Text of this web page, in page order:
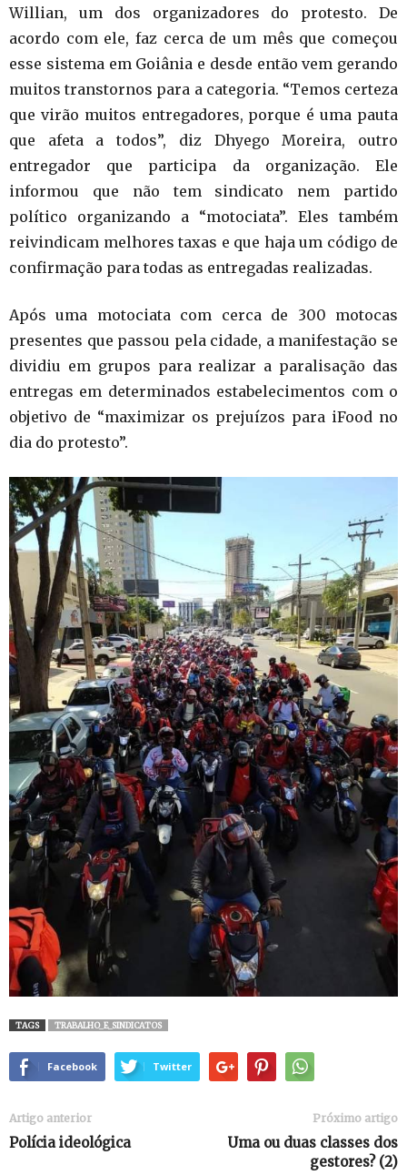
Willian, um dos organizadores do protesto. De
acordo com ele, faz cerca de um mês que começou
esse sistema em Goiânia e desde então vem gerando
muitos transtornos para a categoria. “Temos certeza
que virão muitos entregadores, porque é uma pauta
que afeta a todos”, diz Dhyego Moreira, outro
entregador que participa da organização. Ele
informou que não tem sindicato nem partido
político organizando a “motociata”. Eles também
reivindicam melhores taxas e que haja um código de
confirmação para todas as entregadas realizadas.
Após uma motociata com cerca de 300 motocas
presentes que passou pela cidade, a manifestação se
dividiu em grupos para realizar a paralisação das
entregas em determinados estabelecimentos com o
objetivo de “maximizar os prejuízos para iFood no
dia do protesto”.
TAGS TRABALHO_E_SINDICATOS
Facebook Twitter
Artigo anterior
Polícia ideológica
Próximo artigo
Uma ou duas classes dos
gestores? (2)